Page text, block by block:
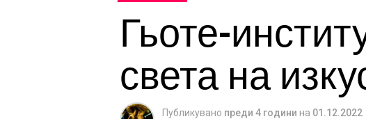
Гьоте-
света на
Публикувано преди 4 години на 01.12.2022